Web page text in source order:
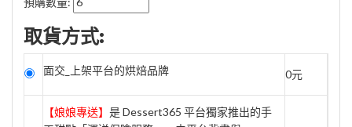
取貨方式:
面交_上架平台的烘焙品牌 0元
【娘娘專送】 是 Dessert365 平台獨家推出的手